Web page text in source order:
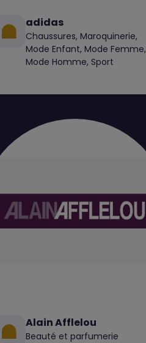
adidas
Chaussures, Maroquinerie,
Mode Enfant, Mode Femme,
Mode Homme, Sport
Alain Afflelou
Beauté et parfumerie